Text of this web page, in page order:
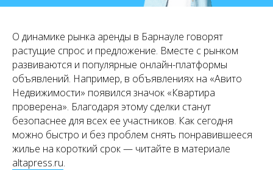
О динамике рынка аренды в Барнауле говорят
растущие спрос и предложение. Вместе с рынком
развиваются и популярные онлайн-платформы
объявлений. Например, в объявлениях на «Авито
Недвижимости» появился значок «Квартира
проверена». Благодаря этому сделки станут
безопаснее для всех ее участников. Как сегодня
можно быстро и без проблем снять понравившееся
жилье на короткий срок — читайте в материале
altapress.ru.